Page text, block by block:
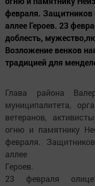
февраля. Защитников
аллее Героев. 23
доблесть,
Возложение венков
традицией для
Глава района
муниципалитета,
ветеранов,
огню и памятнику
февраля.
аллее
Героев.
23 февраля